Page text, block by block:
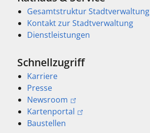
Gesamtstruktur Stadtverwaltung
Kontakt zur Stadtverwaltung
Dienstleistungen
Schnellzugriff
Karriere
Presse
Newsroom
Kartenportal
Baustellen